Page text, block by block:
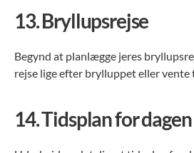
13.Bryllupsrejse
Begynd at planlægge jeres
rejse lige efter brylluppet eller vente
14.Tidsplan for dagen